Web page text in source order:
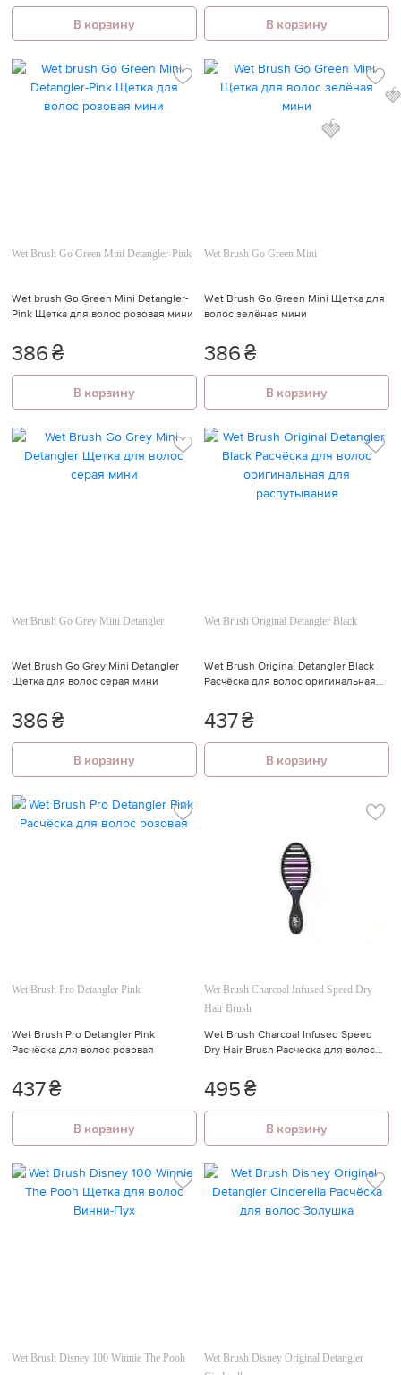
В корзину В корзину
Wet Brush Go Green Mini Detangler-Pink
Wet brush Go Green Mini Detangler-
Pink Щетка для волос розовая мини
386₴
В корзину
Wet Brush Go Green Mini
Wet Brush Go Green Mini Щетка для
волос зелёная мини
386₴
В корзину
Wet Brush Go Grey Mini Detangler
Wet Brush Go Grey Mini Detangler
Щетка для волос cерая мини
386₴
В корзину
Wet Brush Original Detangler Black
Wet Brush Original Detangler Black
Расчёска для волос оригинальная
437₴
В корзину
Wet Brush Pro Detangler Pink
Wet Brush Pro Detangler Pink
Расчёска для волос розовая
437₴
В корзину
Wet Brush Charcoal Infused Speed Dry
Hair Brush
Wet Brush Charcoal Infused Speed
Dry Hair Brush Расческа для волос
495₴
В корзину
Wet Brush Disney 100 Winnie The Pooh
Wet Brush Disney Original Detangler
🍓
🍓